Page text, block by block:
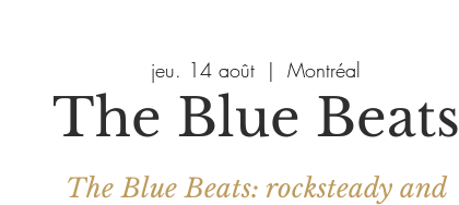
jeu. 14 août
  |
Montréal
The Blue Beats
The Blue Beats: rocksteady and